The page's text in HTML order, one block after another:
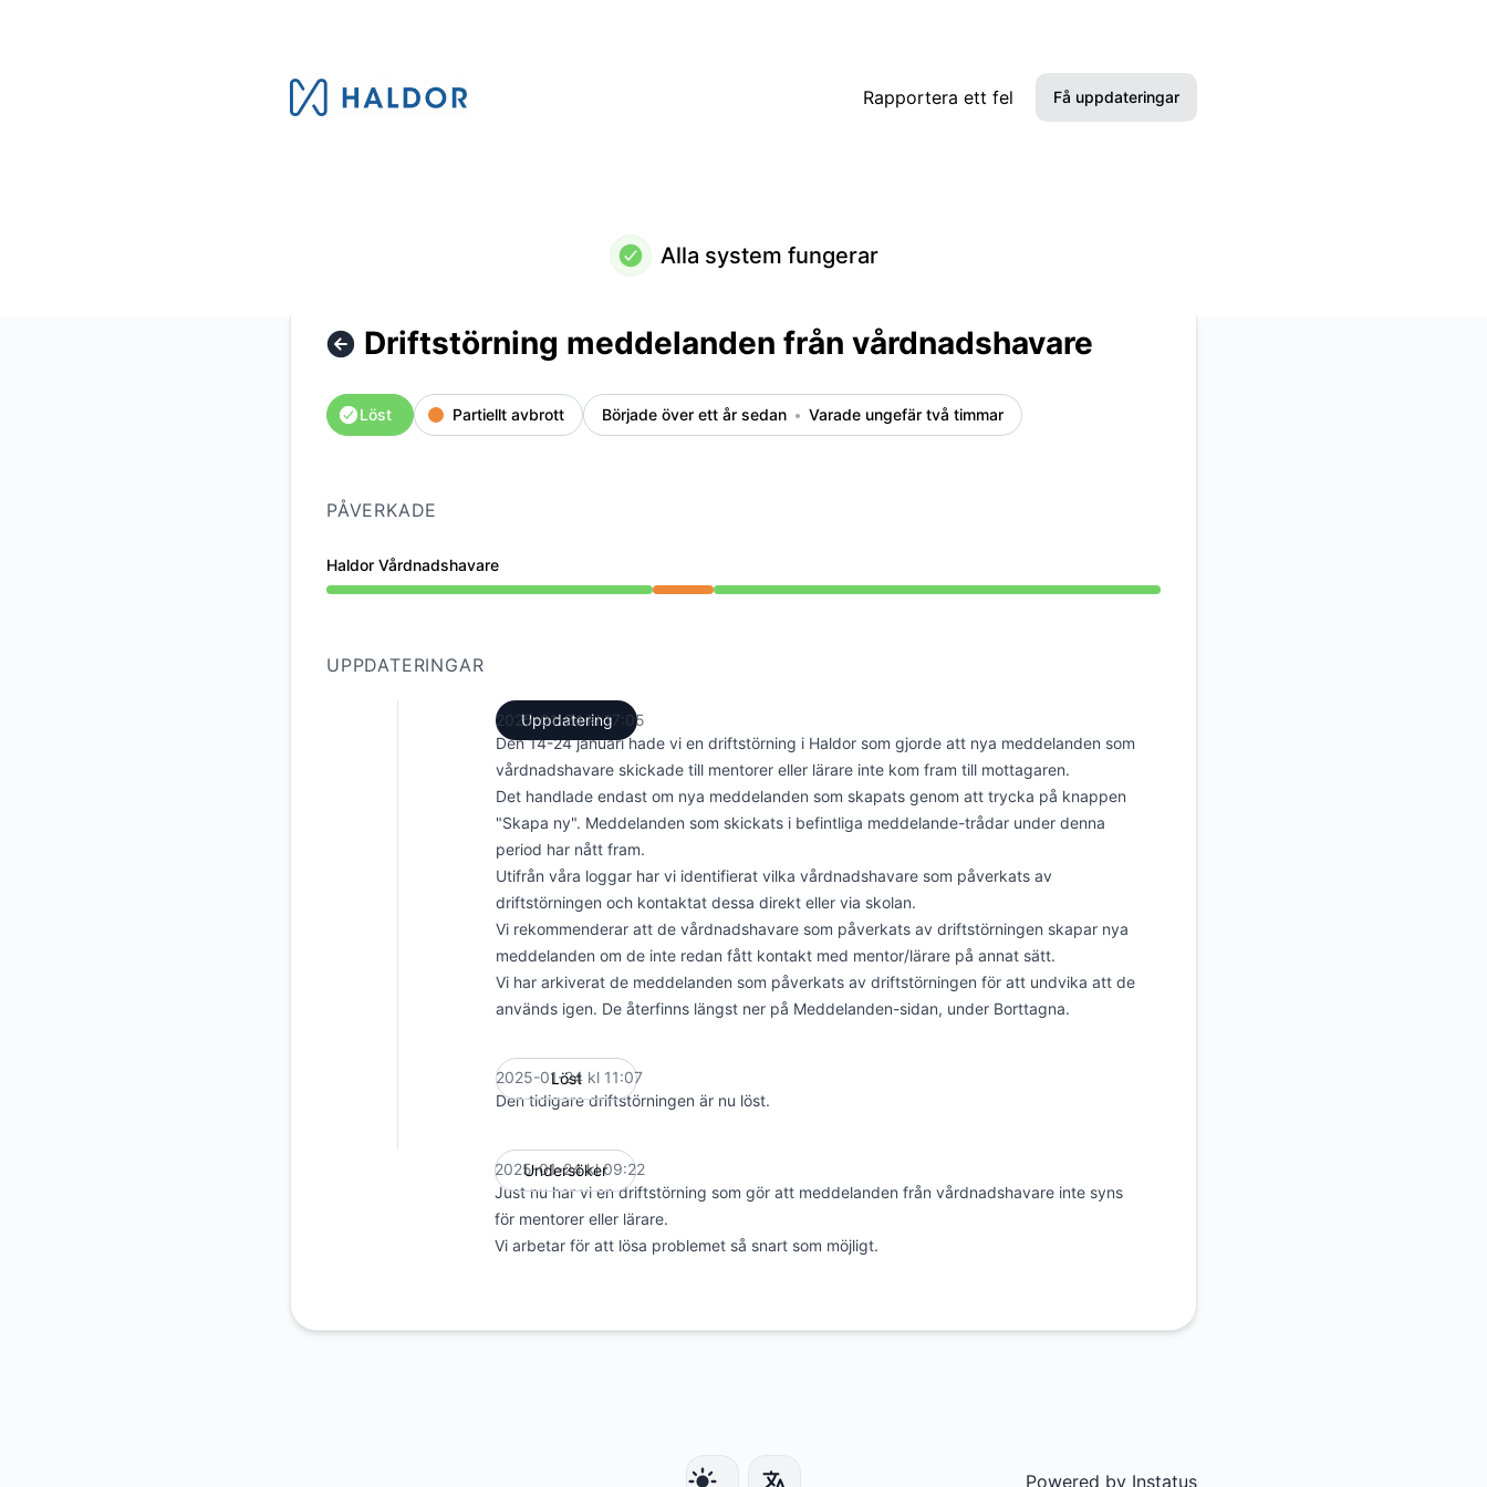
Rapportera ett fel Få uppdateringar
API
Alla system fungerar
Driftstörning meddelanden från vårdnadshavare
Löst Partiellt avbrott Började över ett år sedan Varade ungefär två timmar
PÅVERKADE
Haldor Vårdnadshavare
Partiellt avbrott från 9:22 AM till 11:07 AM
UPPDATERINGAR
Uppdatering
2025-01-24 kl 17:05
Den 14-24 januari hade vi en driftstörning i Haldor som gjorde att nya meddelanden som
vårdnadshavare skickade till mentorer eller lärare inte kom fram till mottagaren.
Det handlade endast om nya meddelanden som skapats genom att trycka på knappen
"Skapa ny". Meddelanden som skickats i befintliga meddelande-trådar under denna
period har nått fram.
Utifrån våra loggar har vi identifierat vilka vårdnadshavare som påverkats av
driftstörningen och kontaktat dessa direkt eller via skolan.
Vi rekommenderar att de vårdnadshavare som påverkats av driftstörningen skapar nya
meddelanden om de inte redan fått kontakt med mentor/lärare på annat sätt.
Vi har arkiverat de meddelanden som påverkats av driftstörningen för att undvika att de
används igen. De återfinns längst ner på Meddelanden-sidan, under Borttagna.
Löst
2025-01-24 kl 11:07
Den tidigare driftstörningen är nu löst.
Undersöker
2025-01-24 kl 09:22
Just nu har vi en driftstörning som gör att meddelanden från vårdnadshavare inte syns
för mentorer eller lärare.
Vi arbetar för att lösa problemet så snart som möjligt.
Powered byInstatus